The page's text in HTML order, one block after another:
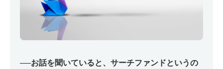
──お話を聞いていると、サーチファンドというの